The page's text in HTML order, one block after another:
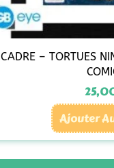
CADRE – TORTUES
Ajouter